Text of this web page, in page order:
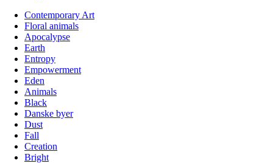
Contemporary Art
Floral animals
Apocalypse
Earth
Entropy
Empowerment
Eden
Animals
Black
Danske byer
Dust
Fall
Creation
Bright